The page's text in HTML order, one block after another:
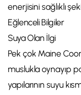
enerjisini sağlıklı
Eğlenceli Bilgiler
Suya Olan İlgi
Pek çok Maine
muslukla oynayıp
yapılarının suyu